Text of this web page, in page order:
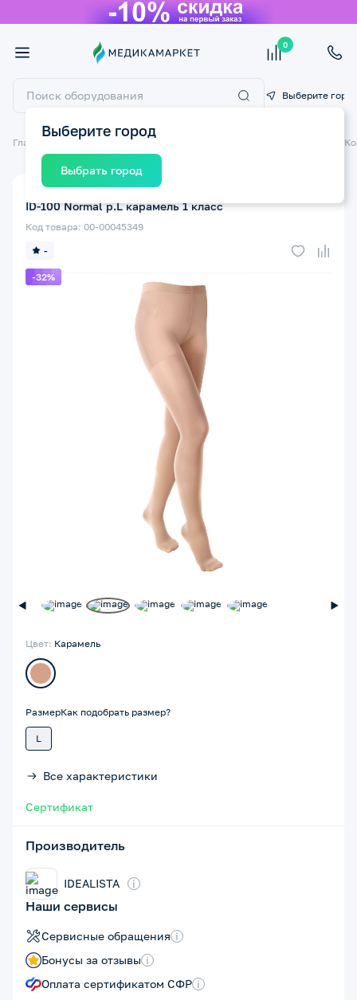
0
Выберите город
Выберите город
Выбрать город
Главная Компрессионный трикотаж
-32%
-
Код товара: 00-00045349
ID-100 Normal р.L карамель 1 класс
Цвет: Карамель
РазмерКак подобрать размер?
L
Все характеристики
Сертификат
Производитель
IDEALISTA i
Наши сервисы
Сервисные обращения i
Бонусы за отзывы i
Оплата сертификатом СФР i